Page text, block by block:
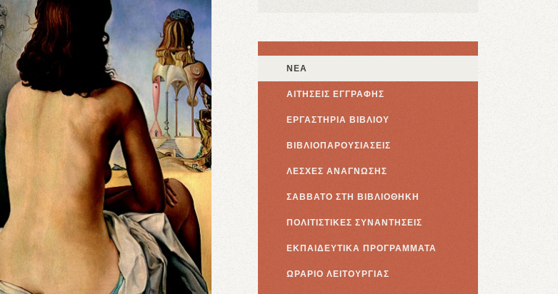
ΝΕΑ
ΑΙΤΗΣΕΙΣ ΕΓΓΡΑΦΗΣ
ΕΡΓΑΣΤΗΡΙΑ ΒΙΒΛΙΟΥ
ΒΙΒΛΙΟΠΑΡΟΥΣΙΑΣΕΙΣ
ΛΕΣΧΕΣ ΑΝΑΓΝΩΣΗΣ
ΣΑΒΒΑΤΟ ΣΤΗ ΒΙΒΛΙΟΘΗΚΗ
ΠΟΛΙΤΙΣΤΙΚΕΣ ΣΥΝΑΝΤΗΣΕΙΣ
ΕΚΠΑΙΔΕΥΤΙΚΑ ΠΡΟΓΡΑΜΜΑΤΑ
ΩΡΑΡΙΟ ΛΕΙΤΟΥΡΓΙΑΣ